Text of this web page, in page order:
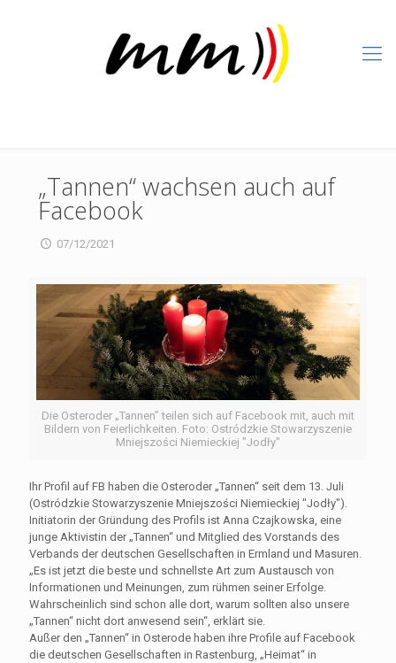
„Tannen“ wachsen auch auf
Facebook
07/12/2021
Die Osteroder „Tannen” teilen sich auf Facebook mit, auch mit
Bildern von Feierlichkeiten. Foto: Ostródzkie Stowarzyszenie
Mniejszości Niemieckiej "Jodły"
Ihr Profil auf FB haben die Osteroder „Tannen“ seit dem 13. Juli
(Ostródzkie Stowarzyszenie Mniejszości Niemieckiej "Jodły").
Initiatorin der Gründung des Profils ist Anna Czajkowska, eine
junge Aktivistin der „Tannen“ und Mitglied des Vorstands des
Verbands der deutschen Gesellschaften in Ermland und Masuren.
„Es ist jetzt die beste und schnellste Art zum Austausch von
Informationen und Meinungen, zum rühmen seiner Erfolge.
Wahrscheinlich sind schon alle dort, warum sollten also unsere
„Tannen“ nicht dort anwesend sein“, erklärt sie.
Außer den „Tannen“ in Osterode haben ihre Profile auf Facebook
die deutschen Gesellschaften in Rastenburg, „Heimat“ in